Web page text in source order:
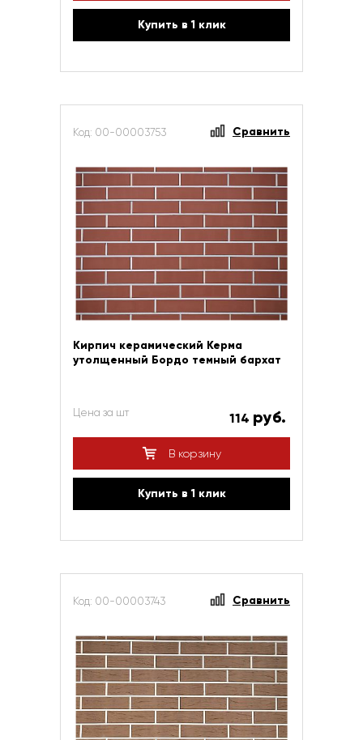
Купить в 1 клик
Код: 00-00003753 Сравнить
Кирпич керамический Керма
утолщенный Бордо темный бархат
Цена за шт 114 руб.
В корзину
Купить в 1 клик
Код: 00-00003743 Сравнить